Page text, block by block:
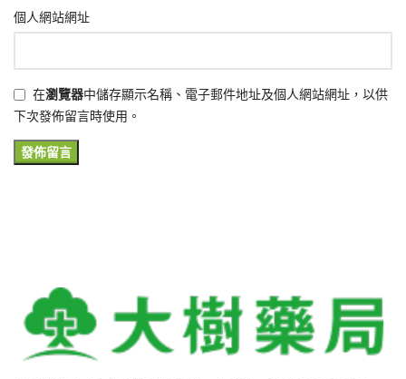
個人網站網址
在瀏覽器中儲存顯示名稱、電子郵件地址及個人網站網址，以供
下次發佈留言時使用。